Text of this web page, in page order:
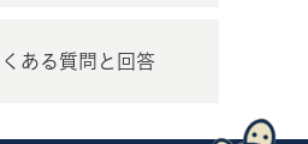
くある質問と回答